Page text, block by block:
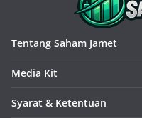
Tentang Saham Jamet
Media Kit
Syarat & Ketentuan